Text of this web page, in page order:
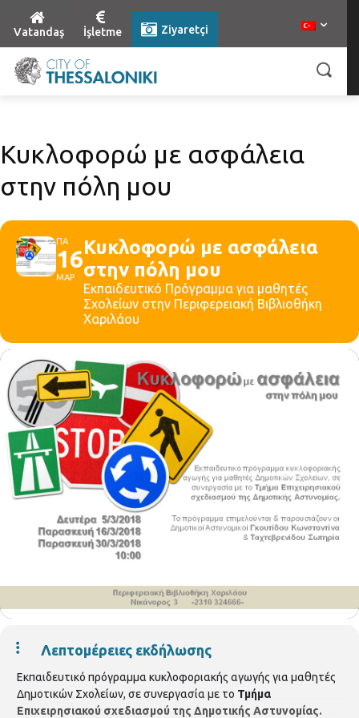
Vatandaş İşletme Ziyaretçi
Κυκλοφορώ με ασφάλεια
στην πόλη μου
ΠΑ
16
ΜΑΡ
Κυκλοφορώ με ασφάλεια
στην πόλη μου
Εκπαιδευτικό Πρόγραμμα για μαθητές
Σχολείων στην Περιφερειακή Βιβλιοθήκη
Χαριλάου
Λεπτομέρειες εκδήλωσης
Εκπαιδευτικό πρόγραμμα κυκλοφοριακής αγωγής για μαθητές
Δημοτικών Σχολείων, σε συνεργασία με το Τμήμα
Επιχειρησιακού σχεδιασμού της Δημοτικής Αστυνομίας.